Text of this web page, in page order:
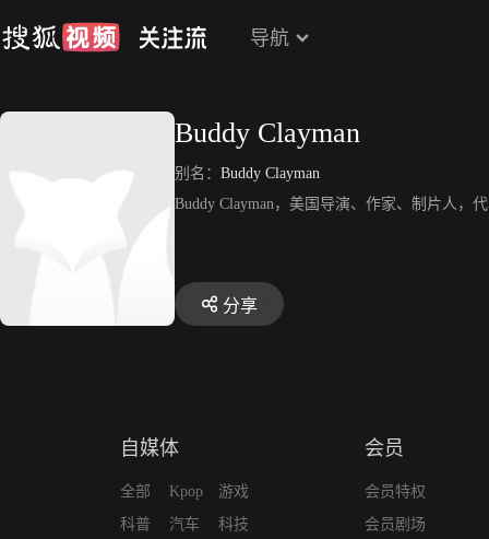
导航
Buddy Clayman
别名： Buddy Clayman
Buddy Clayman，美国导演、作家、制片人，
分享
自媒体
全部
科普
Kpop
汽车
游戏
科技
会员
会员特权
会员剧场